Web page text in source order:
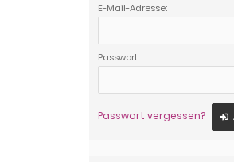
E-Mail-Adresse:
Passwort:
Passwort vergessen?